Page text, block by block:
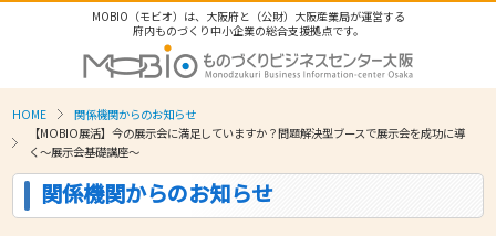
MOBIO（モビオ）は、大阪府と（公財）大阪産業局が運営する
府内ものづくり中小企業の総合支援拠点です。
HOME
関係機関からのお知らせ
【MOBIO展活】今の展示会に満足していますか？問題解決型ブースで展示会を成功に導
く～展示会基礎講座～
関係機関からのお知らせ